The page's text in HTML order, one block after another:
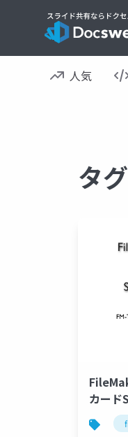
人気
タ
カード